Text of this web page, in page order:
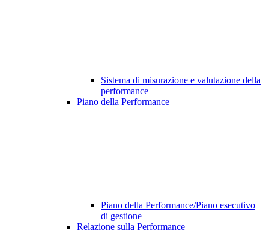
Sistema di misurazione e valutazione della
performance
Piano della Performance
Piano della Performance/Piano esecutivo
di gestione
Relazione sulla Performance